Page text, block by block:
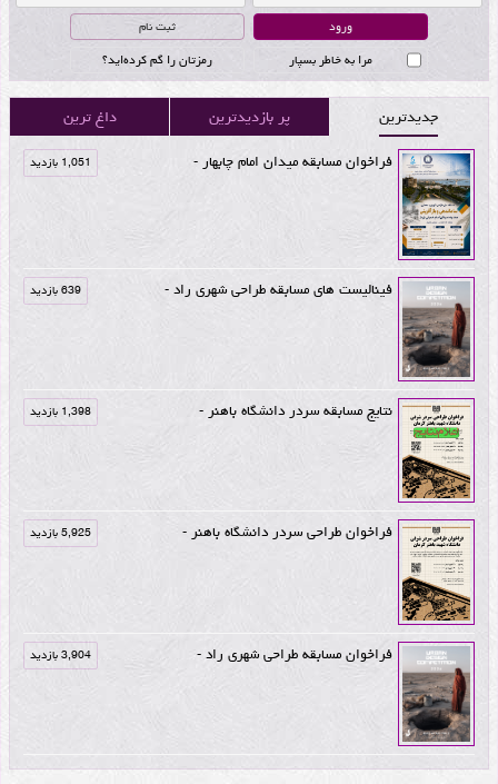
ثبت نام
مرا به خاطر بسپار
رمزتان را گم کرده‌اید؟
جدیدترین پر بازدیدترین داغ ترین
فراخوان مسابقه میدان امام چابهار - 1,051 بازدید
فینالیست های مسابقه طراحی شهری راد - 639 بازدید
نتایج مسابقه سردر دانشگاه باهنر - 1,398 بازدید
فراخوان طراحی سردر دانشگاه باهنر - 5,925 بازدید
فراخوان مسابقه طراحی شهری راد - 3,904 بازدید